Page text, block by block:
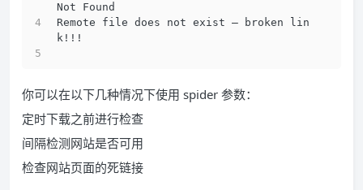
Not Found
Remote file does not exist — broken lin
k!!!
你可以在以下几种情况下使用 spider 参数：
定时下载之前进行检查
间隔检测网站是否可用
检查网站页面的死链接